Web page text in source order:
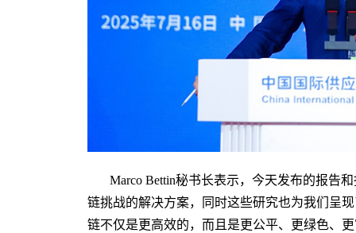
Marco Bettin秘书长表示，今天发布的报告
链挑战的解决方案，同时这些研究也为我们呈
链不仅是更高效的，而且是更公平、更绿色、